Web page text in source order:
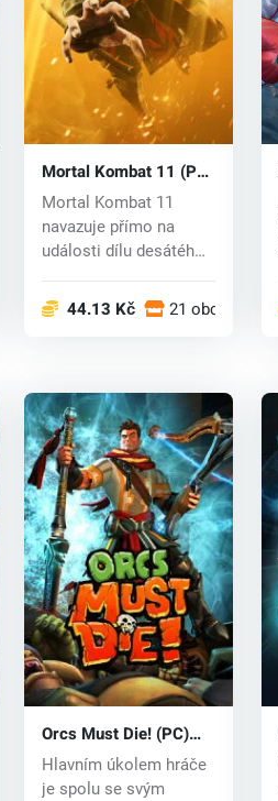
Mortal Kombat 11 (PC)
CD key
Mortal Kombat 11
navazuje přímo na
události dílu desátého.
44.13 Kč 21 obchodech
Orcs Must Die! (PC)
CD key
Hlavním úkolem hráče
je spolu se svým